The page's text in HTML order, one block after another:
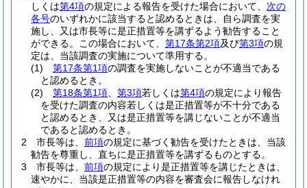
しくは第4項の規定による報告を受けた場合において、 次の
各号のいずれかに該当すると認めるときは、自ら調査を実
施し、又は市長等に是正措置等を講ずるよう勧告すること
ができる。
この場合において、 第17条第2項及び第3項の規
定は、当該調査の実施について準用する。
(1)
第17条第1項の調査を実施しないことが不適当である
と認めるとき。
(2)
第18条第1項 第3項若しくは第4項の規定により報告
を受けた調査の内容若しくは是正措置等が不十分である
と認めるとき、又は是正措置等を講じないことが不適当
であると認めるとき。
2
市長等は、 前項の規定に基づく勧告を受けたときは、当該
勧告を尊重し、直ちに是正措置等を講ずるものとする。
3
市長等は、 前項の規定により是正措置等を講じたときは、
速やかに、当該是正措置等の内容を審査会に報告しなけれ